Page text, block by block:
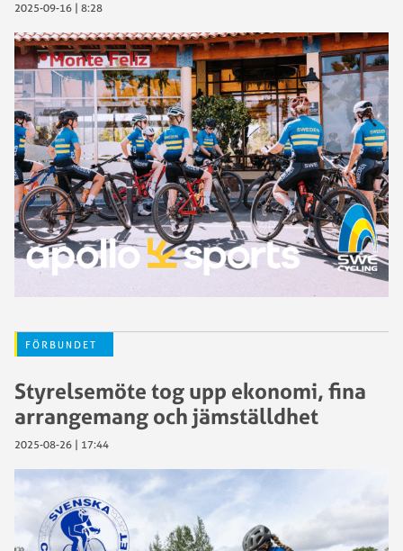
2025-09-16 | 8:28
FÖRBUNDET
Styrelsemöte tog upp ekonomi, fina
arrangemang och jämställdhet
2025-08-26 | 17:44